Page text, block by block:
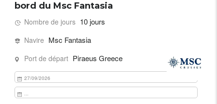
bord du Msc Fantasia
Nombre de jours 10 jours
Navire Msc Fantasia
Port de départ Piraeus Greece
27/09/2026
...